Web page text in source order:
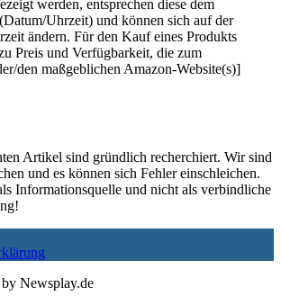
werden, entsprechen diese dem
Uhrzeit) und können sich auf der
ändern. Für den Kauf eines Produkts
Preis und Verfügbarkeit, die zum
den maßgeblichen Amazon-Website(s)]
Artikel sind gründlich recherchiert. Wir sind
und es können sich Fehler einschleichen.
Informationsquelle und nicht als verbindliche
Newsplay.de